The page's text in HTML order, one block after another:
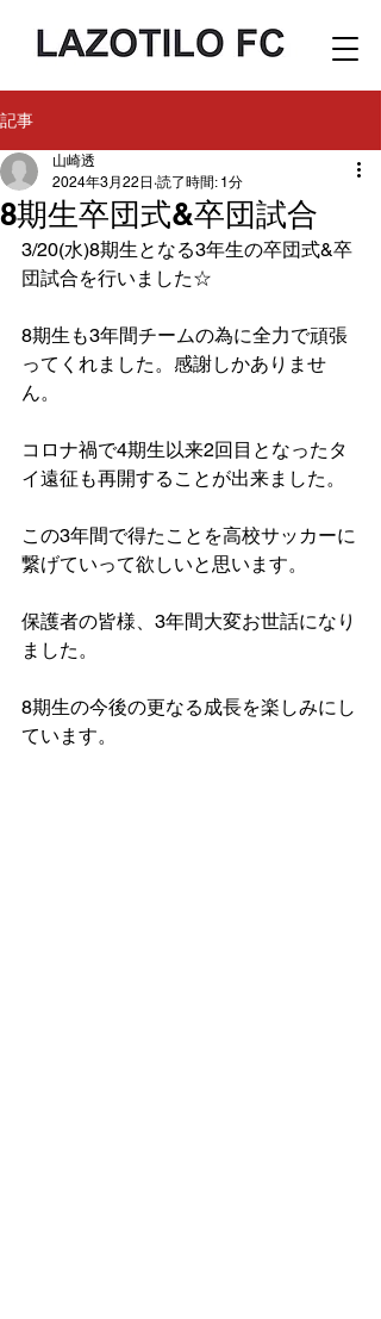
記事
8期生卒団式&卒団試合
山崎透
2024年3月22日 読了時間: 1分
3/20(水)8期生となる3年生の卒団式&卒
団試合を行いました☆
8期生も3年間チームの為に全力で頑張
ってくれました。感謝しかありませ
ん。
コロナ禍で4期生以来2回目となったタ
イ遠征も再開することが出来ました。
この3年間で得たことを高校サッカーに
繋げていって欲しいと思います。
保護者の皆様、3年間大変お世話になり
ました。
8期生の今後の更なる成長を楽しみにし
ています。